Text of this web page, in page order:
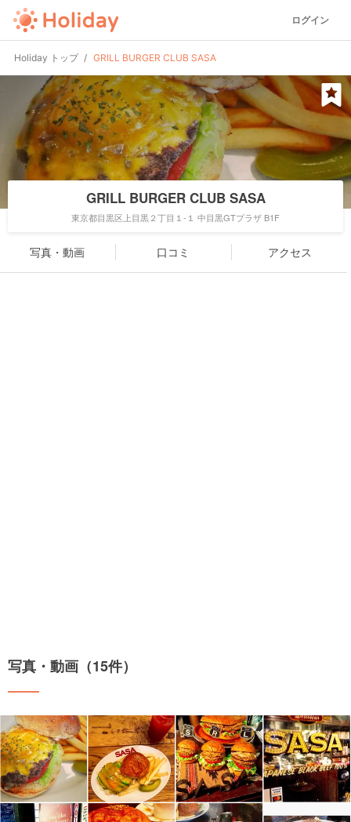
ログイン
Holiday トップ GRILL BURGER CLUB SASA
GRILL BURGER CLUB SASA
東京都目黒区上目黒２丁目１-１ 中目黒GTプラザ B1F
写真・動画 口コミ アクセス
写真・動画（15件）